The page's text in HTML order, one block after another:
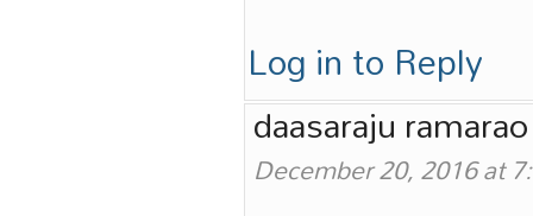
Log in to Reply
daasaraju ramarao
December 20, 2016 at